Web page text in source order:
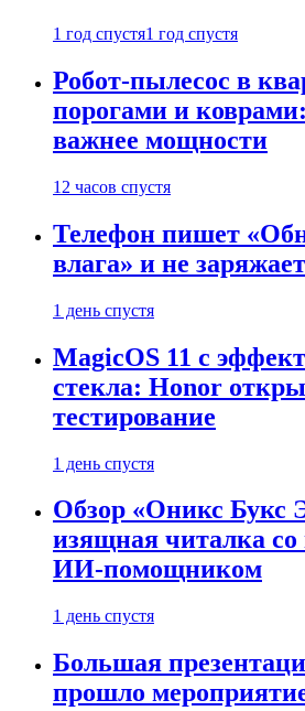
1 год спустя1 год спустя
Робот-пылесос в
порогами и
важнее мощности
12 часов спустя
Телефон пишет
влага» и не
1 день спустя
MagicOS 11 с
стекла: Honor
тестирование
1 день спустя
Обзор «Оникс Букс
изящная читалка
ИИ-помощником
1 день спустя
Большая
прошло